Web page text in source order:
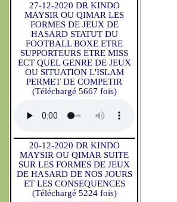
27-12-2020 DR KINDO
MAYSIR OU QIMAR LES
FORMES DE JEUX DE
HASARD STATUT DU
FOOTBALL BOXE ETRE
SUPPORTEURS ETRE MISS
ECT QUEL GENRE DE JEUX
OU SITUATION L'ISLAM
PERMET DE COMPETIR
(Téléchargé 5667 fois)
20-12-2020 DR KINDO
MAYSIR OU QIMAR SUITE
SUR LES FORMES DE JEUX
DE HASARD DE NOS JOURS
ET LES CONSEQUENCES
(Téléchargé 5224 fois)